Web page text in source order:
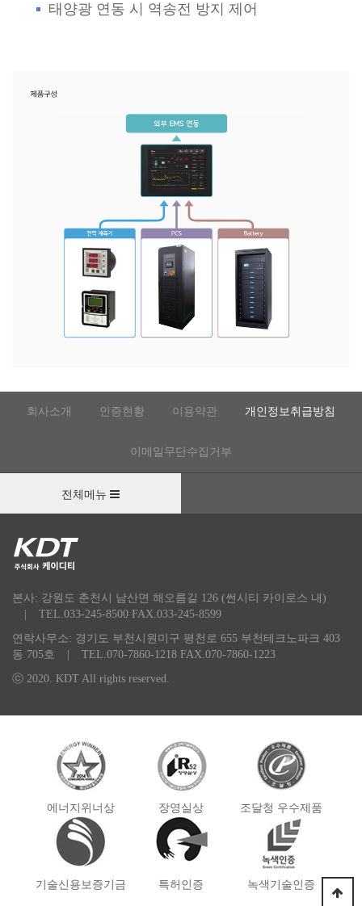
태양광 연동 시 역송전 방지 제어
회사소개 인증현황 이용약관 개인정보취급방침
이메일무단수집거부
전체메뉴
본사: 강원도 춘천시 남산면 해오름길 126 (썬시티 카이로스 내)
TEL.033-245-8500 FAX.033-245-8599
연락사무소: 경기도 부천시원미구 평천로 655 부천테크노파크 403
동 705호
TEL.070-7860-1218 FAX.070-7860-1223
ⓒ 2020. KDT All rights reserved.
에너지위너상 장영실상 조달청 우수제품
기술신용보증기금 특허인증 녹색기술인증